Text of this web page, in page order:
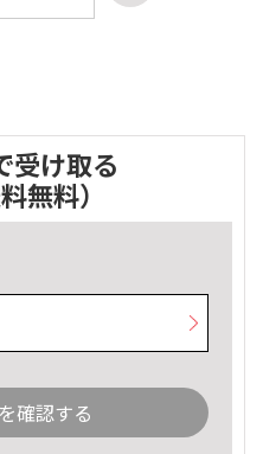
受け取る
料無料）
確認する